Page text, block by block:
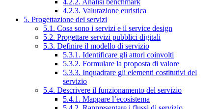
4.2.2. Analisi benchmark
4.2.3. Valutazione euristica
5. Progettazione dei servizi
5.1. Cosa sono i servizi e il service design
5.2. Progettare servizi pubblici digitali
5.3. Definire il modello di servizio
5.3.1. Identificare gli attori coinvolti
5.3.2. Formulare la proposta di valore
5.3.3. Inquadrare gli elementi costitutivi del
servizio
5.4. Descrivere il funzionamento del servizio
5.4.1. Mappare l’ecosistema